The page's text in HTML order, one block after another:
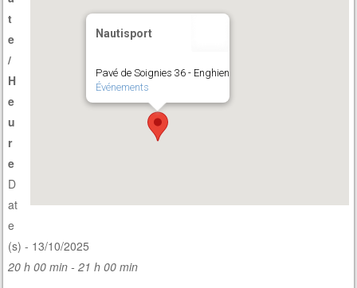
Nautisport
Pavé de Soignies 36 - Enghien
Événements
t
e
/
H
e
u
r
e
D
at
e
(s) - 13/10/2025
20 h 00 min - 21 h 00 min